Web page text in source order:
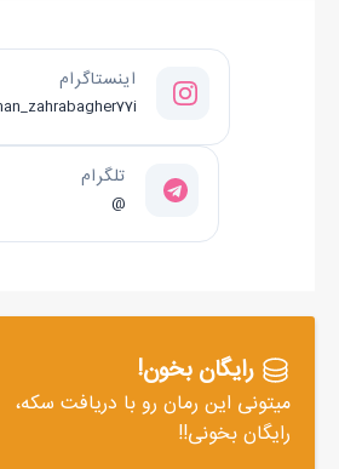
بالکن نگاه می‌کرد فقط گفت:
- نه، پرنده نیست!
و پنجره رو دوباره بست.
- پس شانس آورد پرواز کرد رفت وگرنه
که هممون پریدیم!
اینستاگرام
تلگرام
@
رایگان بخون!
میتونی این رمان رو با دریافت سکه،
رایگان بخونی!!